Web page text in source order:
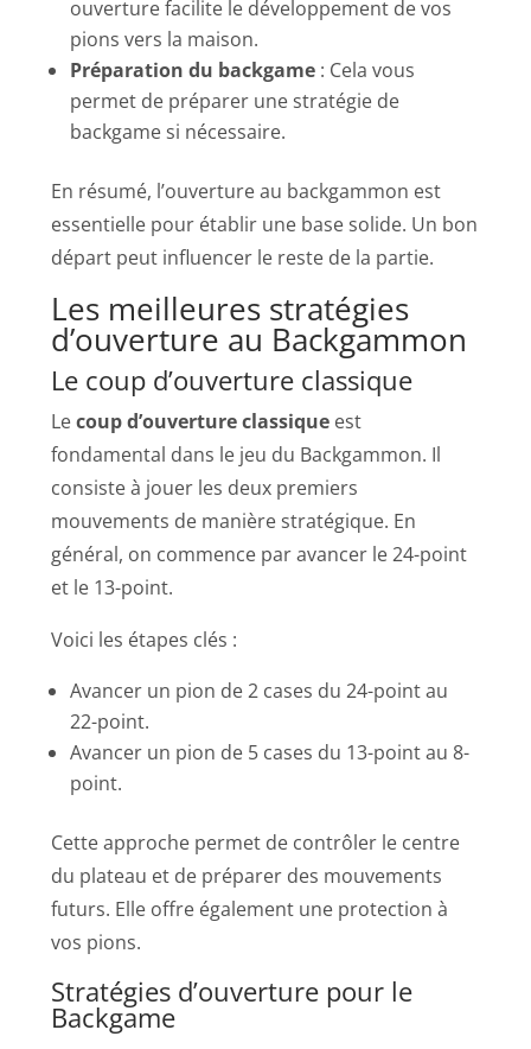
ouverture facilite le développement de vos
pions vers la maison.
Préparation du backgame : Cela vous
permet de préparer une stratégie de
backgame si nécessaire.
En résumé, l’ouverture au backgammon est
essentielle pour établir une base solide. Un bon
départ peut influencer le reste de la partie.
Les meilleures stratégies
d’ouverture au Backgammon
Le coup d’ouverture classique
Lecoup d’ouverture classique est
fondamental dans le jeu du Backgammon. Il
consiste à jouer les deux premiers
mouvements de manière stratégique. En
général, on commence par avancer le 24-point
et le 13-point.
Voici les étapes clés :
Avancer un pion de 2 cases du 24-point au
22-point.
Avancer un pion de 5 cases du 13-point au 8-
point.
Cette approche permet de contrôler le centre
du plateau et de préparer des mouvements
futurs. Elle offre également une protection à
vos pions.
Stratégies d’ouverture pour le
Backgame